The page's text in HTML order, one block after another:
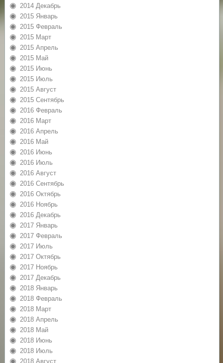
2014 Декабрь
2015 Январь
2015 Февраль
2015 Март
2015 Апрель
2015 Май
2015 Июнь
2015 Июль
2015 Август
2015 Сентябрь
2016 Февраль
2016 Март
2016 Апрель
2016 Май
2016 Июнь
2016 Июль
2016 Август
2016 Сентябрь
2016 Октябрь
2016 Ноябрь
2016 Декабрь
2017 Январь
2017 Февраль
2017 Июль
2017 Октябрь
2017 Ноябрь
2017 Декабрь
2018 Январь
2018 Февраль
2018 Март
2018 Апрель
2018 Май
2018 Июнь
2018 Июль
2018 Август